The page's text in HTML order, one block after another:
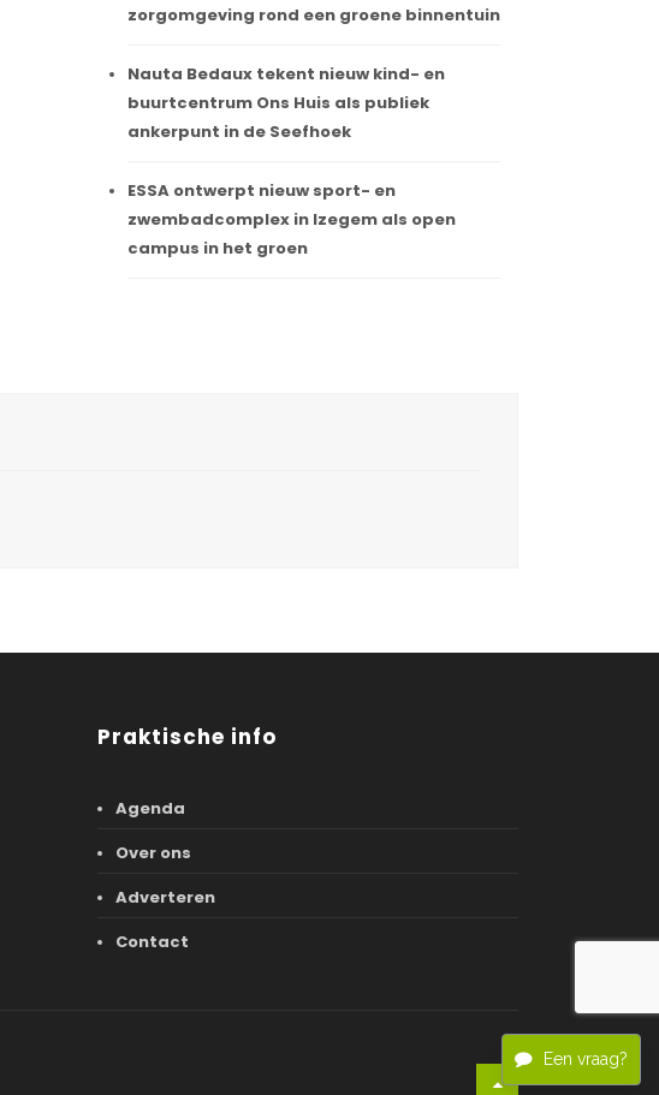
Een vraag?
zorgomgeving rond een groene binnentuin
Nauta Bedaux tekent nieuw kind- en
buurtcentrum Ons Huis als publiek
ankerpunt in de Seefhoek
ESSA ontwerpt nieuw sport- en
zwembadcomplex in Izegem als open
campus in het groen
Praktische info
Agenda
Over ons
Adverteren
Contact